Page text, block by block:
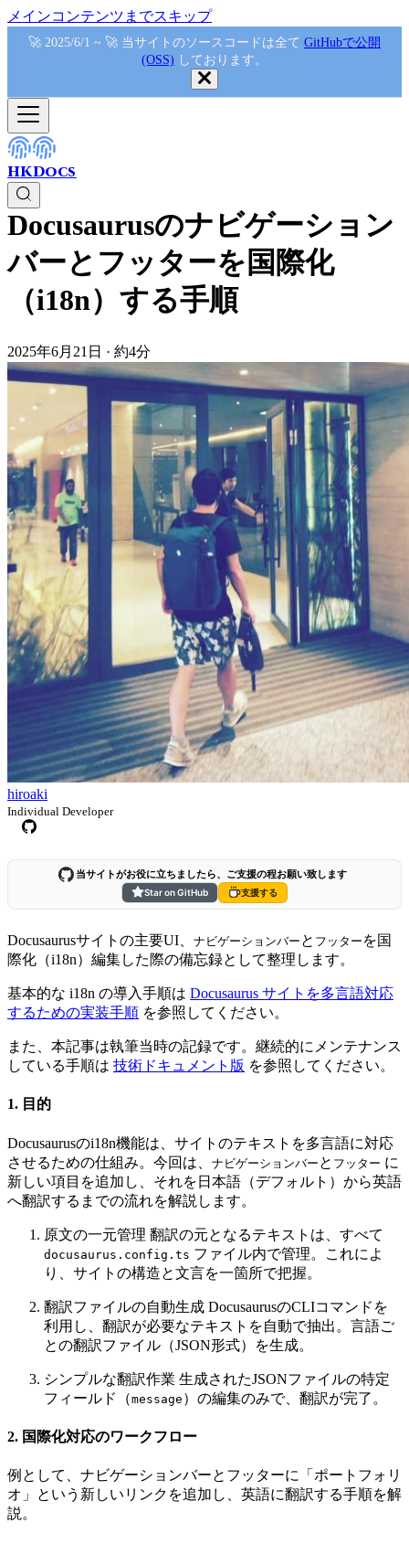
メインコンテンツまでスキップ
🚀 2025/6/1 ~ 🚀 当サイトのソースコードは全て GitHubで公開
(OSS) しております。
HKDocs
Docusaurusのナビゲーション
バーとフッターを国際化
（i18n）する手順
2025年6月21日 · 約4分
hiroaki
Individual Developer
当サイトがお役に立ちましたら、ご支援の程お願い致します
Star on GitHub
支援する
Docusaurusサイトの主要UI、 ナビゲーションバー と フッター を国
際化（i18n）編集した際の備忘録として整理します。
基本的な i18n の導入手順は Docusaurus サイトを多言語対応
するための実装手順 を参照してください。
また、本記事は執筆当時の記録です。継続的にメンテナンス
している手順は 技術ドキュメント版 を参照してください。
1. 目的
Docusaurusのi18n機能は、サイトのテキストを多言語に対応
させるための仕組み。今回は、 ナビゲーションバー と フッター に
新しい項目を追加し、それを日本語（デフォルト）から英語
へ翻訳するまでの流れを解説します。
原文の一元管理 翻訳の元となるテキストは、すべて
docusaurus.config.ts ファイル内で管理。これによ
り、サイトの構造と文言を一箇所で把握。
翻訳ファイルの自動生成 DocusaurusのCLIコマンドを
利用し、翻訳が必要なテキストを自動で抽出。言語ご
との翻訳ファイル（JSON形式）を生成。
シンプルな翻訳作業 生成されたJSONファイルの特定
フィールド（message ）の編集のみで、翻訳が完了。
2. 国際化対応のワークフロー
例として、ナビゲーションバーとフッターに「ポートフォリ
オ」という新しいリンクを追加し、英語に翻訳する手順を解
説。